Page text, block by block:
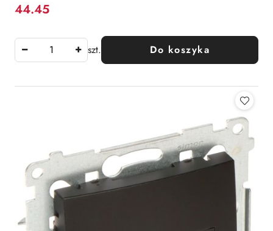
Cena:
44.45
szt. Do koszyka